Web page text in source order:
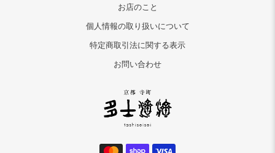
お店のこと
個人情報の取り扱いについて
特定商取引法に関する表示
お問い合わせ
決